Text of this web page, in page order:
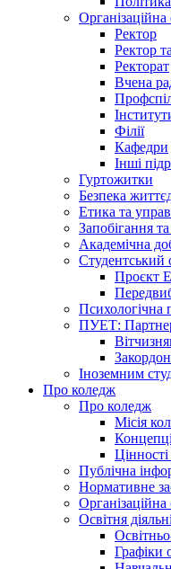
Організаційна
Ректор
Ректор
Ректорат
Вчена
Філії
Кафедри
Інші
Гуртожитки
Безпека
Етика та
Запобігання
Академічна
Проєкт
ПУЕТ:
Іноземним
Про коледж
Про коледж
Місія
Публічна
Нормативне
Організаційна
Освітня
Графіки